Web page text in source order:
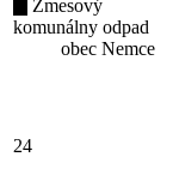
Zmesový
komunálny odpad
obec Nemce
24